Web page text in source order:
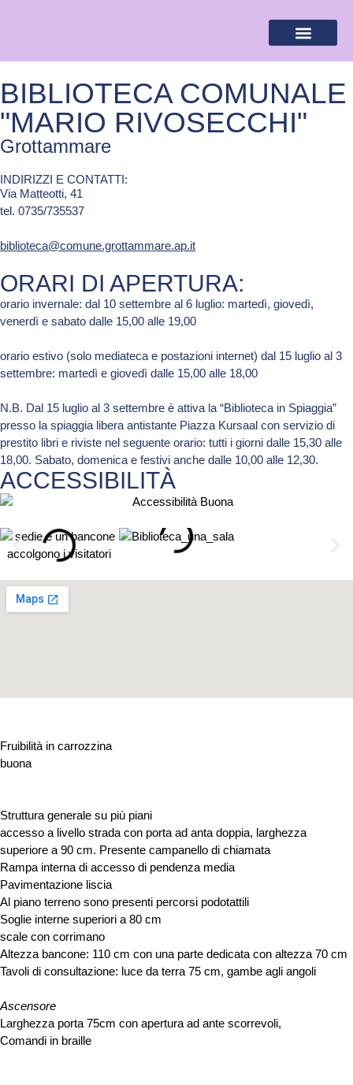
BIBLIOTECA COMUNALE
"MARIO RIVOSECCHI"
Grottammare
INDIRIZZI E CONTATTI:​
Via Matteotti, 41
tel. 0735/735537
biblioteca@comune.grottammare.ap.it
ORARI DI APERTURA:
orario invernale: dal 10 settembre al 6 luglio: martedì, giovedì,
venerdì e sabato dalle 15,00 alle 19,00
orario estivo (solo mediateca e postazioni internet) dal 15 luglio al 3
settembre: martedì e giovedì dalle 15,00 alle 18,00
N.B. Dal 15 luglio al 3 settembre è attiva la “Biblioteca in Spiaggia”
presso la spiaggia libera antistante Piazza Kursaal con servizio di
prestito libri e riviste nel seguente orario: tutti i giorni dalle 15,30 alle
18,00. Sabato, domenica e festivi anche dalle 10,00 alle 12,30.
ACCESSIBILITÀ
Fruibilità in carrozzina
buona
Struttura generale su più piani
accesso a livello strada con porta ad anta doppia, larghezza
superiore a 90 cm. Presente campanello di chiamata
Rampa interna di accesso di pendenza media
Pavimentazione liscia
Al piano terreno sono presenti percorsi podotattili
Soglie interne superiori a 80 cm
scale con corrimano
Altezza bancone: 110 cm con una parte dedicata con altezza 70 cm
Tavoli di consultazione: luce da terra 75 cm, gambe agli angoli
Ascensore
Larghezza porta 75cm con apertura ad ante scorrevoli,
Comandi in braille